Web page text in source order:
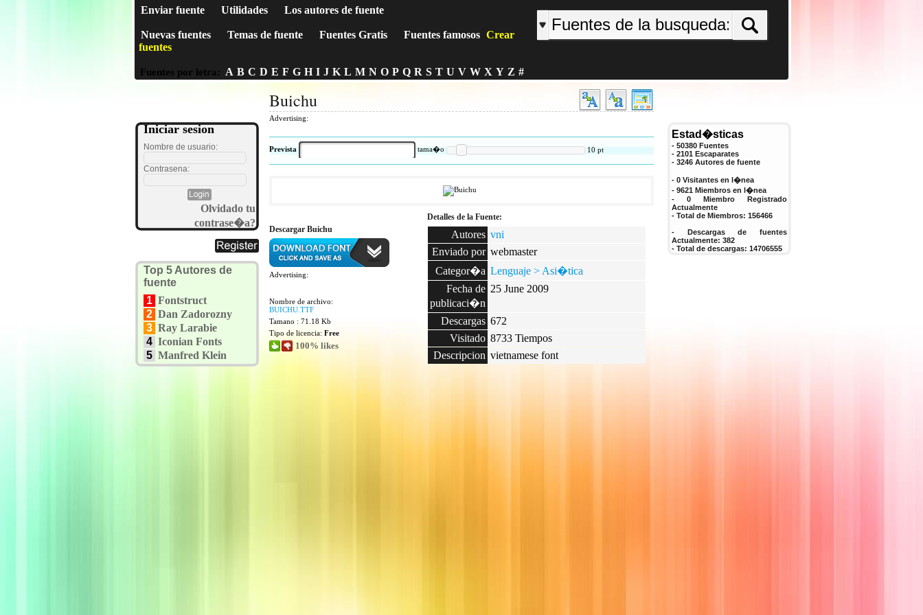
Enviar fuente Utilidades Los autores de fuente
Nuevas fuentes Temas de fuente Fuentes Gratis Fuentes famosos Crear
fuentes
Fuentes por letra: A B C D E F G H I J K L M N O P Q R S T U V W X Y Z #
Iniciar sesion
Nombre de usuario:
Contrasena:
Olvidado tu
contrase�a?
Top 5 Autores de
fuente
1 Fontstruct
2 Dan Zadorozny
3 Ray Larabie
4 Iconian Fonts
5 Manfred Klein
Buichu
Advertising:
Prevista tama�o 10 pt
Descargar Buichu
Advertising:
Nombre de archivo:
BUICHU.TTF
Tamano : 71.18 Kb
Tipo de licencia: Free
100% likes
Detalles de la Fuente:
Autores vni
Enviado por webmaster
Categor�a Lenguaje > Asi�tica
Fecha de
publicaci�n
25 June 2009
Descargas 672
Visitado 8733 Tiempos
Descripcion vietnamese font
Estad�sticas
- 50380 Fuentes
- 2101 Escaparates
- 3246 Autores de fuente
- 0 Visitantes en l�nea
- 9621 Miembros en l�nea
- 0 Miembro Registrado
Actualmente
- Total de Miembros: 156466
- Descargas de fuentes
Actualmente: 382
- Total de descargas: 14706555